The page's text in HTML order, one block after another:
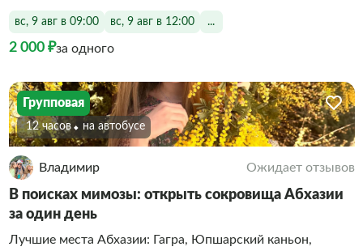
вс, 9 авг в 09:00 вс, 9 авг в 12:00 ...
2 000 ₽за одного
Групповая
12 часов На автобусе
Владимир Ожидает отзывов
В поисках мимозы: открыть сокровища Абхазии
за один день
Лучшие места Абхазии: Гагра, Юпшарский каньон,